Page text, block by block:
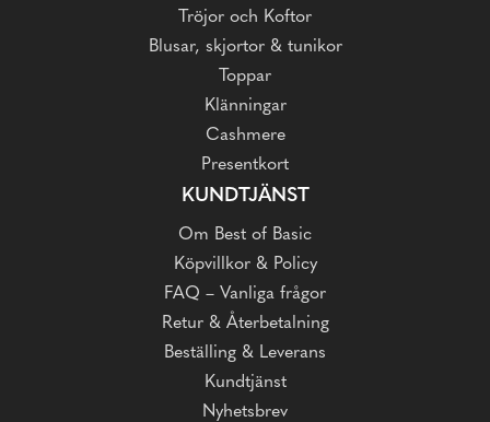
Tröjor och Koftor
Blusar, skjortor & tunikor
Toppar
Klänningar
Cashmere
Presentkort
KUNDTJÄNST
Om Best of Basic
Köpvillkor & Policy
FAQ – Vanliga frågor
Retur & Återbetalning
Beställing & Leverans
Kundtjänst
Nyhetsbrev